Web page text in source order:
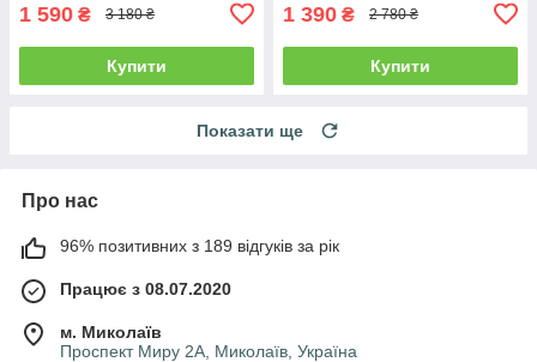
1 590 ₴ 3 180 ₴
Купити
1 390 ₴ 2 780 ₴
Купити
Показати ще
Про нас
96% позитивних з 189 відгуків за рік
Працює з 08.07.2020
м. Миколаїв
Проспект Миру 2А, Миколаїв, Україна